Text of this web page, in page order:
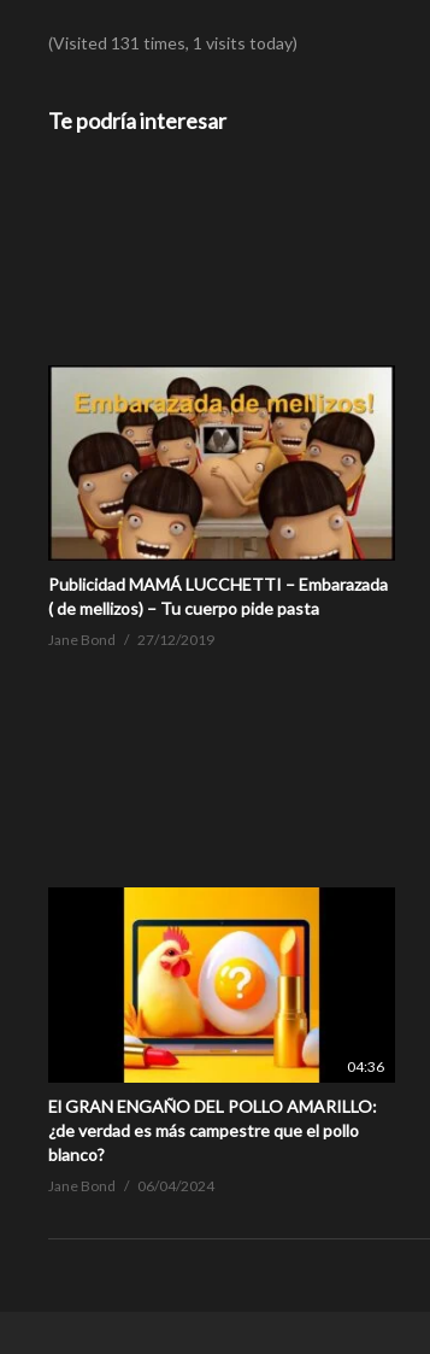
(Visited 131 times, 1 visits today)
Te podría interesar
Publicidad MAMÁ LUCCHETTI – Embarazada
( de mellizos) – Tu cuerpo pide pasta
Jane Bond 27/12/2019
04:36
El GRAN ENGAÑO DEL POLLO AMARILLO:
¿de verdad es más campestre que el pollo
blanco?
Jane Bond 06/04/2024